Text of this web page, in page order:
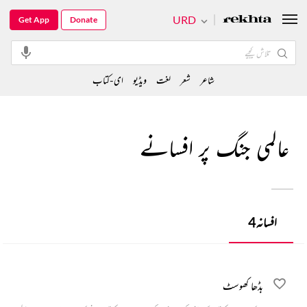
عالمی جنگ پر افسانے
افسانہ4
بڈھا کھوسٹ
URD
Get App Donate
شاعر شعر لغت ویڈیو ای-کتاب